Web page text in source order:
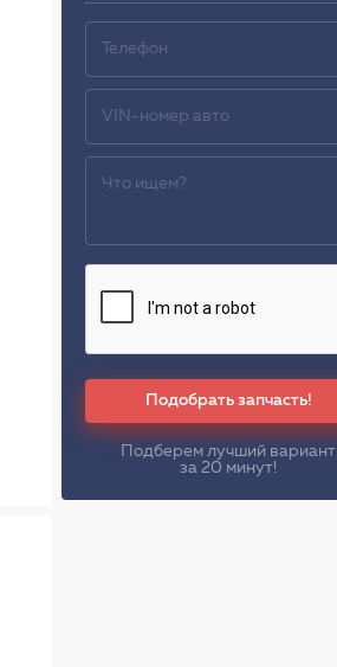
Подобрать запчасть!
Подберем лучший вариант
за 20 минут!